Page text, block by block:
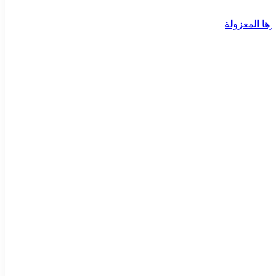
المعزولة